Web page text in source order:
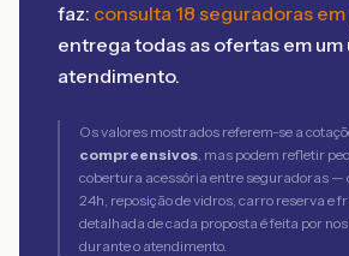
faz: consulta 18 seguradoras
entrega todas as ofertas em um
atendimento.
Os valores mostrados referem-se a
compreensivos, mas podem refletir
cobertura acessória entre seguradoras —
24h, reposição de vidros, carro reserva e
detalhada de cada proposta é feita por
durante o atendimento.